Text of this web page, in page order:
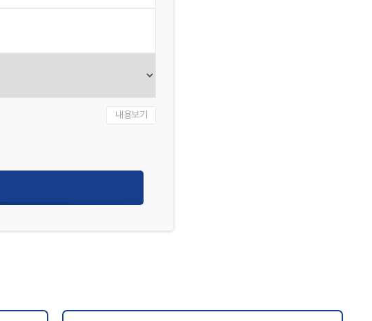
내용보기